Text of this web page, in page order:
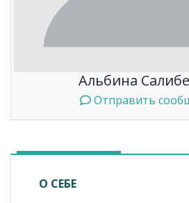
Альбина
Отправить
О СЕБЕ